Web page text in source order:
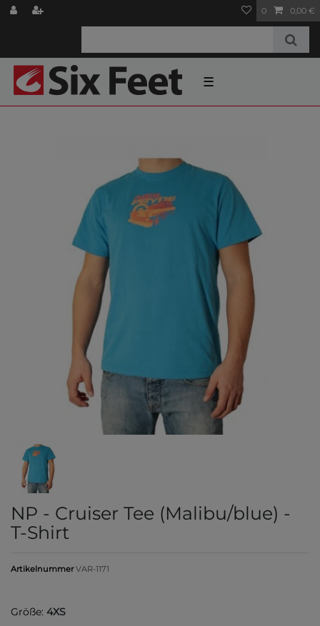
0 0,00 €
☰
NP - Cruiser Tee (Malibu/blue) -
T-Shirt
ArtikelnummerVAR-1171
Größe: 4XS